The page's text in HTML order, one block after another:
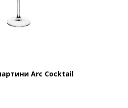
Arc Cocktail